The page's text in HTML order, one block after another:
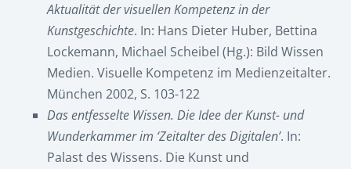
Aktualität der visuellen Kompetenz in der
Kunstgeschichte. In: Hans Dieter Huber, Bettina
Lockemann, Michael Scheibel (Hg.): Bild Wissen
Medien. Visuelle Kompetenz im Medienzeitalter.
München 2002, S. 103-122
Das entfesselte Wissen. Die Idee der Kunst- und
Wunderkammer im ‘Zeitalter des Digitalen’. In:
Palast des Wissens. Die Kunst und